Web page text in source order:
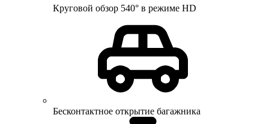
Круговой обзор 540° в режиме HD
Бесконтактное открытие багажника